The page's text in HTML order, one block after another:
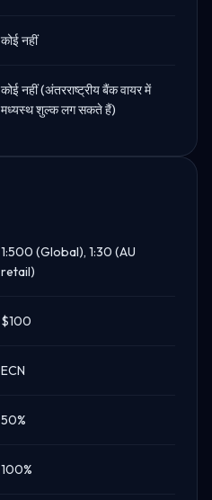
कोई नहीं
कोई नहीं (अंतरराष्ट्रीय बैंक वायर में
मध्यस्थ शुल्क लग सकते हैं)
1:500 (Global), 1:30 (AU
retail)
$100
ECN
50%
100%